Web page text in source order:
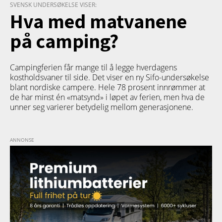
SVENSK UNDERSØKELSE VISER:
Hva med matvanene
på camping?
Campingferien får mange til å legge hverdagens
kostholdsvaner til side. Det viser en ny Sifo-undersøkelse
blant nordiske campere. Hele 78 prosent innrømmer at
de har minst én «matsynd» i løpet av ferien, men hva de
unner seg varierer betydelig mellom generasjonene.